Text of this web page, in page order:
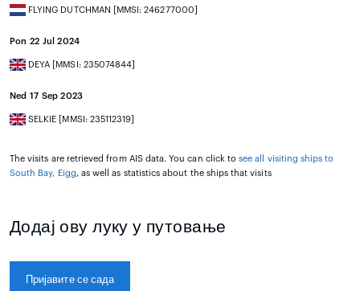
FLYING DUTCHMAN [MMSI: 246277000]
Pon 22 Jul 2024
DEYA [MMSI: 235074844]
Ned 17 Sep 2023
SELKIE [MMSI: 235112319]
The visits are retrieved from AIS data. You can click tosee all visiting ships to
South Bay, Eigg, as well as statistics about the ships that visits
Додај ову луку у путовање
Пријавите се сада